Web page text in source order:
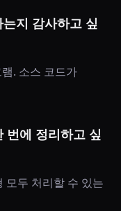
지 감사하고 싶
. 소스 코드가
번에 정리하고 싶
모두 처리할 수 있는